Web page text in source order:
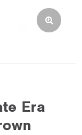
Era